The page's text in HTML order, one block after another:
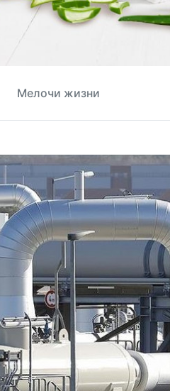
Мелочи жизни